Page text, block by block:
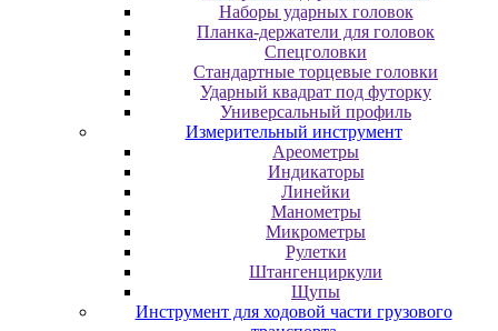
Наборы ударных головок
Планка-держатели для головок
Спецголовки
Стандартные торцевые головки
Ударный квадрат под футорку
Универсальный профиль
Измерительный инструмент
Ареометры
Индикаторы
Линейки
Манометры
Микрометры
Рулетки
Штангенциркули
Щупы
Инструмент для ходовой части грузового